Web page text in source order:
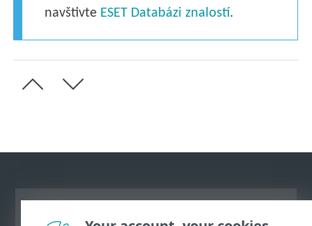
navštivte ESET Databázi znalostí.